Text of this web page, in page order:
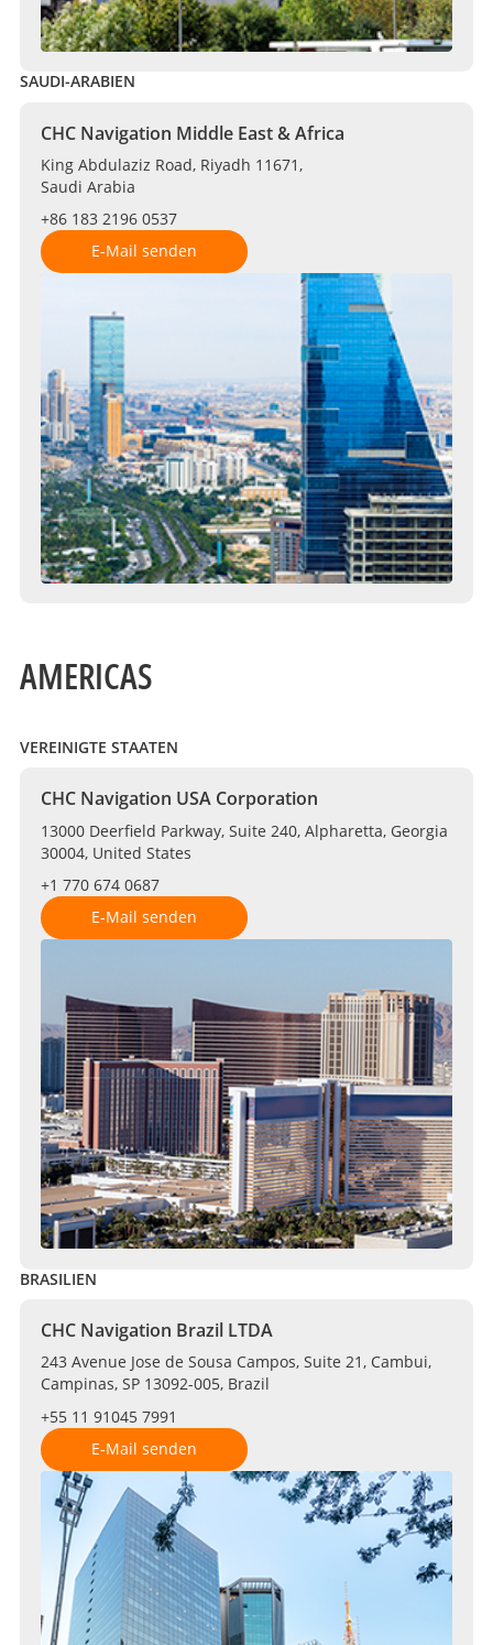
SAUDI-ARABIEN
CHC Navigation Middle East & Africa
King Abdulaziz Road, Riyadh 11671,
Saudi Arabia
+86 183 2196 0537
E-Mail senden
AMERICAS
VEREINIGTE STAATEN
CHC Navigation USA Corporation
13000 Deerfield Parkway, Suite 240, Alpharetta, Georgia
30004, United States
+1 770 674 0687
E-Mail senden
BRASILIEN
CHC Navigation Brazil LTDA
243 Avenue Jose de Sousa Campos, Suite 21, Cambui,
Campinas, SP 13092-005, Brazil
+55 11 91045 7991
E-Mail senden